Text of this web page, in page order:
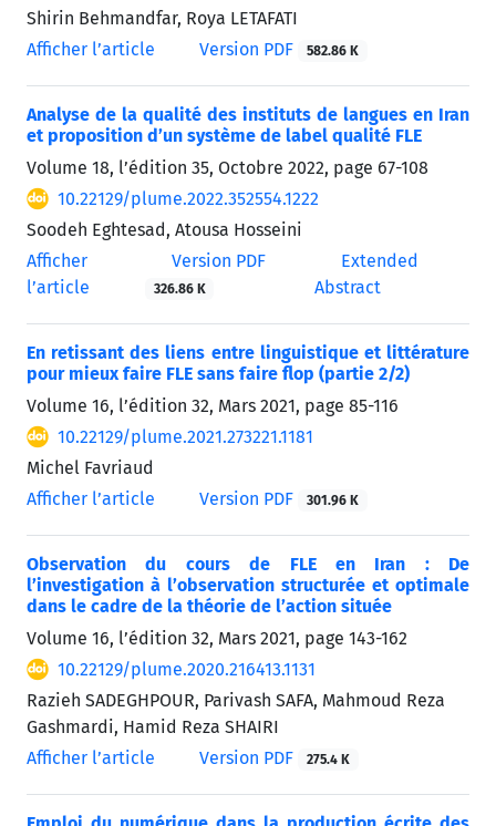
Shirin Behmandfar, Roya LETAFATI
Afficher l’article
Version PDF 582.86 K
Analyse de la qualité des instituts de langues en Iran
et proposition d’un système de label qualité FLE
Volume 18, l’édition 35, Octobre 2022, page 67-108
10.22129/plume.2022.352554.1222
Soodeh Eghtesad, Atousa Hosseini
Afficher
l’article
Version PDF
326.86 K
Extended
Abstract
En retissant des liens entre linguistique et littérature
pour mieux faire FLE sans faire flop (partie 2/2)
Volume 16, l’édition 32, Mars 2021, page 85-116
10.22129/plume.2021.273221.1181
Michel Favriaud
Afficher l’article
Version PDF 301.96 K
Observation du cours de FLE en Iran : De
l’investigation à l’observation structurée et optimale
dans le cadre de la théorie de l’action située
Volume 16, l’édition 32, Mars 2021, page 143-162
10.22129/plume.2020.216413.1131
Razieh SADEGHPOUR, Parivash SAFA, Mahmoud Reza
Gashmardi, Hamid Reza SHAIRI
Afficher l’article
Version PDF 275.4 K